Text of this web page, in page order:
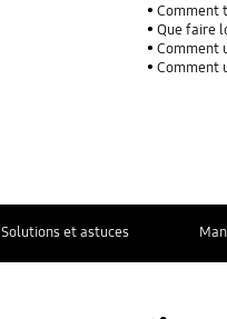
Comment
Que faire
Comment
Comment
Solutions et astuces